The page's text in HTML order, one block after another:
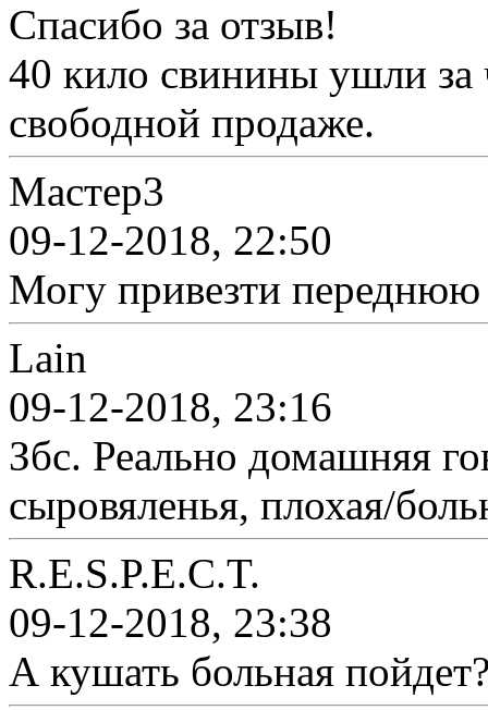
Спасибо за отзыв!
40 кило свинины ушли
свободной продаже.
Мастер3
09-12-2018, 22:50
Могу привезти переднюю
Lain
09-12-2018, 23:16
Збс. Реально домашняя
сыровяленья, плохая/
R.E.S.P.E.C.T.
09-12-2018, 23:38
А кушать больная